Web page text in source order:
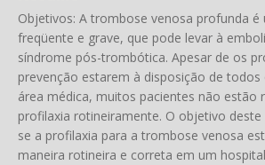
Objetivos: A trombose venosa profunda é
freqüente e grave, que pode levar à
síndrome pós-trombótica. Apesar de os
prevenção estarem à disposição de
área médica, muitos pacientes não estão
profilaxia rotineiramente. O objetivo
se a profilaxia para a trombose venosa
maneira rotineira e correta em um